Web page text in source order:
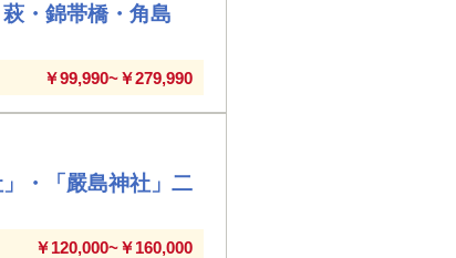
萩・錦帯橋・角島
￥99,990~￥279,990
・「嚴島神社」二
￥120,000~￥160,000